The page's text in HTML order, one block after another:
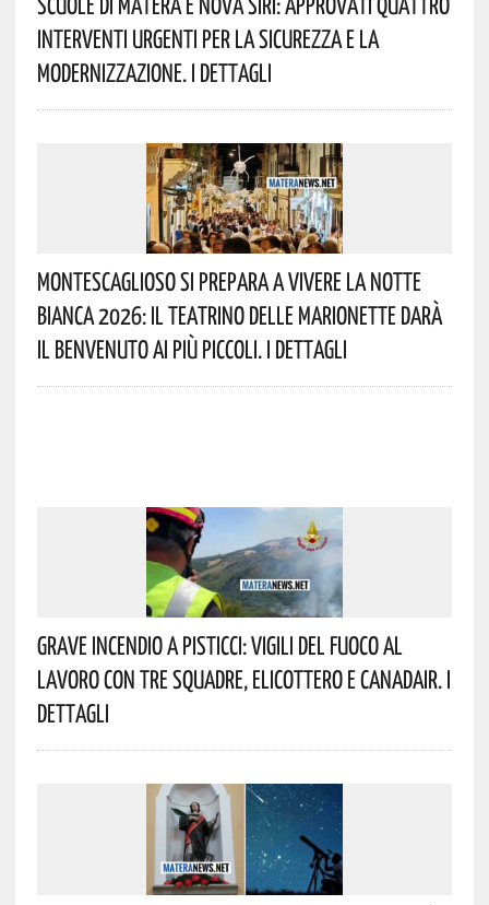
Interventi Urgenti Per La Sicurezza E La
Modernizzazione. I Dettagli
Montescaglioso Si Prepara A Vivere La Notte
Bianca 2026: Il Teatrino Delle Marionette Darà
Il Benvenuto Ai Più Piccoli. I Dettagli
Grave Incendio A Pisticci: Vigili Del Fuoco Al
Lavoro Con Tre Squadre, Elicottero E Canadair. I
Dettagli